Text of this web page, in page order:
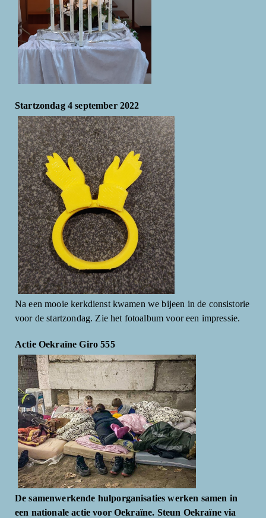
Startzondag 4 september 2022
Na een mooie kerkdienst kwamen we bijeen in de consistorie
voor de startzondag. Zie het fotoalbum voor een impressie.
Actie Oekraïne Giro 555
De samenwerkende hulporganisaties werken samen in
een nationale actie voor Oekraïne. Steun Oekraïne via